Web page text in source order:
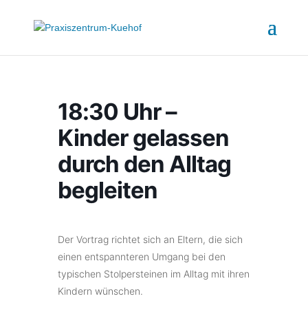
18:30 Uhr –
Kinder gelassen
durch den Alltag
begleiten
Der Vortrag richtet sich an Eltern, die sich
einen entspannteren Umgang bei den
typischen Stolpersteinen im Alltag mit ihren
Kindern wünschen.